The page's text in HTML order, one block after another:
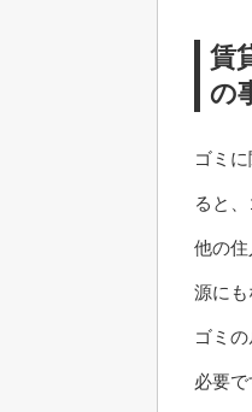
賃
の
ゴミ
ると
他の
源にも
ゴミ
必要で